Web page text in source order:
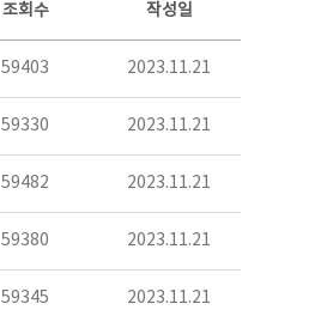
조회수 작성일
59403 2023.11.21
59330 2023.11.21
59482 2023.11.21
59380 2023.11.21
59345 2023.11.21